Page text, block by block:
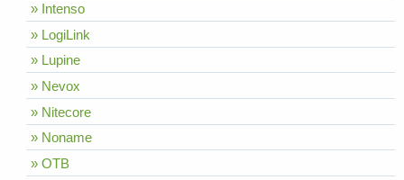
» Intenso
» LogiLink
» Lupine
» Nevox
» Nitecore
» Noname
» OTB